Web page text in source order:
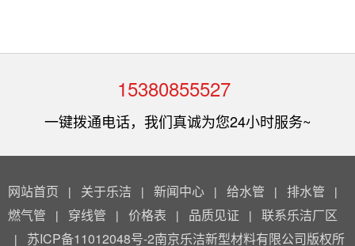
15380855527
一键拨通电话，我们真诚为您24小时服务~
网站首页 | 关于乐洁 | 新闻中心 | 给水管 | 排水管 |
燃气管 | 穿线管 | 价格表 | 品质见证 | 联系乐洁厂区
| 苏ICP备11012048号-2南京乐洁新型材料有限公司版权所